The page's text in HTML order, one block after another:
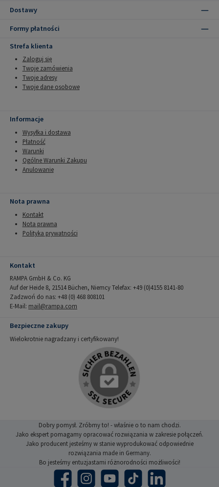
Dostawy
Formy płatności
Strefa klienta
Zaloguj się
Twoje zamówienia
Twoje adresy
Twoje dane osobowe
Informacje
Wysyłka i dostawa
Płatność
Warunki
Ogólne Warunki Zakupu
Anulowanie
Nota prawna
Kontakt
Nota prawna
Polityka prywatności
Kontakt
RAMPA GmbH & Co. KG
Auf der Heide 8, 21514 Büchen, Niemcy Telefax: +49 (0)4155 8141-80
Zadzwoń do nas: +48 (0) 468 808101
E-Mail: mail@rampa.com
Bezpieczne zakupy
Wielokrotnie nagradzany i certyfikowany!
Dobry pomysł. Zróbmy to! - właśnie o to nam chodzi.
Jako ekspert pomagamy opracować rozwiązania w zakresie połączeń.
Jako producent jesteśmy w stanie wyprodukować odpowiednie
rozwiązania made in Germany.
Bo jesteśmy entuzjastami różnorodności możliwości!
Facebook Instagram YouTube TikTok LinkedIn